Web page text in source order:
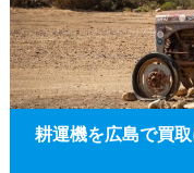
耕運機を広島で買